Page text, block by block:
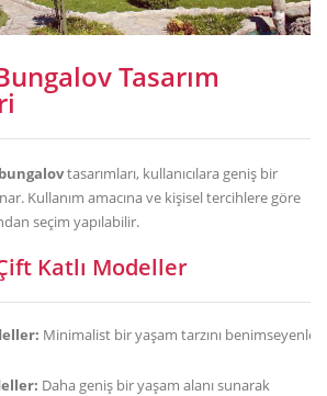
Tasarım
tasarımları, kullanıcılara geniş bir
Kullanım amacına ve kişisel tercihlere göre
seçim yapılabilir.
Katlı Modeller
Minimalist bir yaşam tarzını benimseyenler
Daha geniş bir yaşam alanı sunarak